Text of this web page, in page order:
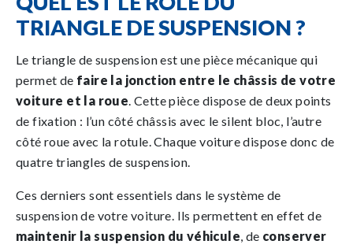
TRIANGLE DE SUSPENSION ?
Le triangle de suspension est une pièce mécanique qui
permet de faire la jonction entre le châssis de votre
voiture et la roue. Cette pièce dispose de deux points
de fixation : l’un côté châssis avec le silent bloc, l’autre
côté roue avec la rotule. Chaque voiture dispose donc de
quatre triangles de suspension.
Ces derniers sont essentiels dans le système de
suspension de votre voiture. Ils permettent en effet de
maintenir la suspension du véhicule, de conserver